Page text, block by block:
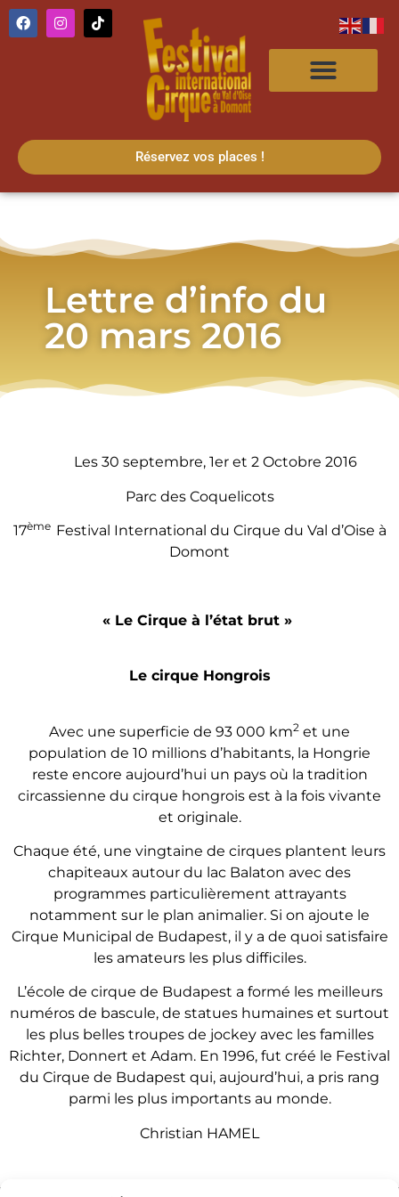
Réservez vos places !
Lettre d’info du
20 mars 2016
Les 30 septembre, 1er et 2 Octobre 2016
Parc des Coquelicots
17ème Festival International du Cirque du Val d’Oise à
Domont
« Le Cirque à l’état brut »
Le cirque Hongrois
Avec une superficie de 93 000 km2 et une
population de 10 millions d’habitants, la Hongrie
reste encore aujourd’hui un pays où la tradition
circassienne du cirque hongrois est à la fois vivante
et originale.
Chaque été, une vingtaine de cirques plantent leurs
chapiteaux autour du lac Balaton avec des
programmes particulièrement attrayants
notamment sur le plan animalier. Si on ajoute le
Cirque Municipal de Budapest, il y a de quoi satisfaire
les amateurs les plus difficiles.
L’école de cirque de Budapest a formé les meilleurs
numéros de bascule, de statues humaines et surtout
les plus belles troupes de jockey avec les familles
Richter, Donnert et Adam. En 1996, fut créé le Festival
du Cirque de Budapest qui, aujourd’hui, a pris rang
parmi les plus importants au monde.
Christian HAMEL